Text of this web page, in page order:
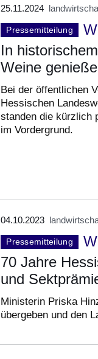
25.11.2024
Pressemitteilung
In
Weine
Bei der öffentlichen
Hessischen
standen die kürzlich
im Vordergrund.
04.10.2023
Pressemitteilung
70 Jahre
und
Ministerin Priska
übergeben und den